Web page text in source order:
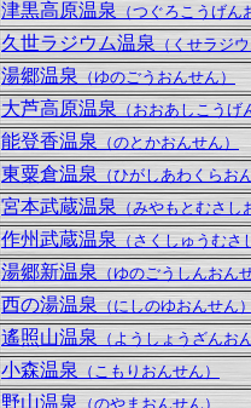
津黒高原温泉（つぐろこうげん
久世ラジウム温泉（くせラジ
湯郷温泉 （ゆのごうおんせん）
大芦高原温泉（おおあしこうげ
能登香温泉（のとかおんせん）
東粟倉温泉（ひがしあわくらお
宮本武蔵温泉 （みやもとむさし
作州武蔵温泉（さくしゅうむさ
湯郷新温泉（ゆのごうしんおん
西の湯温泉（にしのゆおんせん
遙照山温泉 （ようしょうざんお
小森温泉 （こもりおんせん）
野山温泉 （のやまおんせん）